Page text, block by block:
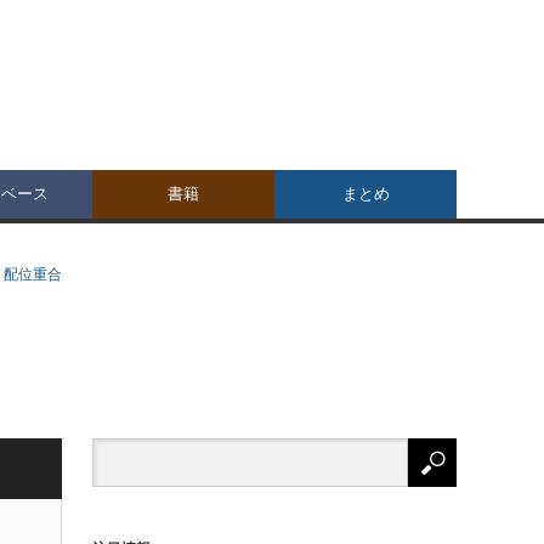
ース 書籍 まとめ
位重合